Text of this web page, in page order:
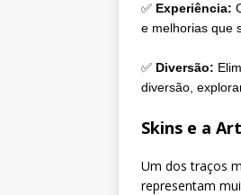
✅ Experiência:
e melhorias que
✅ Diversão:
diversão,
Skins e a
Um dos traços
representam